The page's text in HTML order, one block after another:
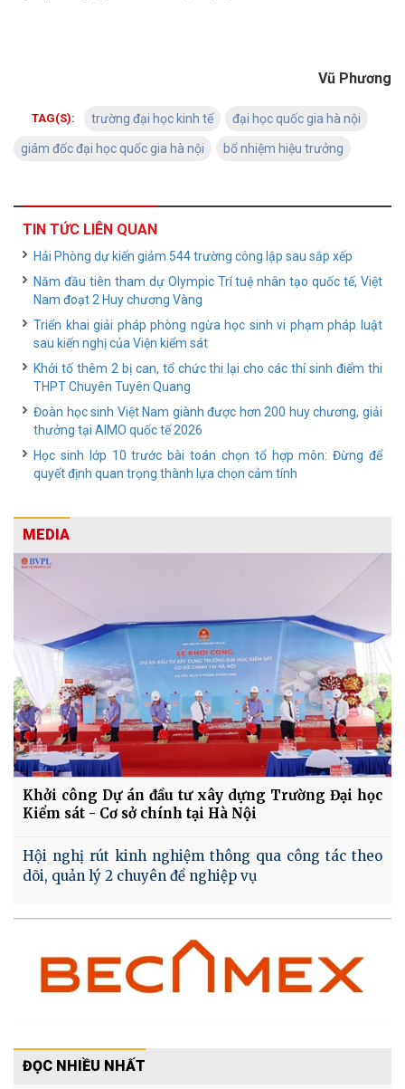
Vũ Phương
TAG(S): trường đại học kinh tế đại học quốc gia hà nội
giám đốc đại học quốc gia hà nội bổ nhiệm hiệu trưởng
TIN TỨC LIÊN QUAN
Hải Phòng dự kiến giảm 544 trường công lập sau sắp xếp
Năm đầu tiên tham dự Olympic Trí tuệ nhân tạo quốc tế, Việt
Nam đoạt 2 Huy chương Vàng
Triển khai giải pháp phòng ngừa học sinh vi phạm pháp luật
sau kiến nghị của Viện kiểm sát
Khởi tố thêm 2 bị can, tổ chức thi lại cho các thí sinh điểm thi
THPT Chuyên Tuyên Quang
Đoàn học sinh Việt Nam giành được hơn 200 huy chương, giải
thưởng tại AIMO quốc tế 2026
Học sinh lớp 10 trước bài toán chọn tổ hợp môn: Đừng để
quyết định quan trọng thành lựa chọn cảm tính
MEDIA
Khởi công Dự án đầu tư xây dựng Trường Đại học
Kiểm sát - Cơ sở chính tại Hà Nội
Hội nghị rút kinh nghiệm thông qua công tác theo
dõi, quản lý 2 chuyên đề nghiệp vụ
ĐỌC NHIỀU NHẤT